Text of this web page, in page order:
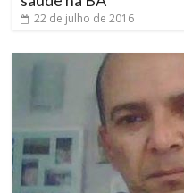
22 de julho de 2016